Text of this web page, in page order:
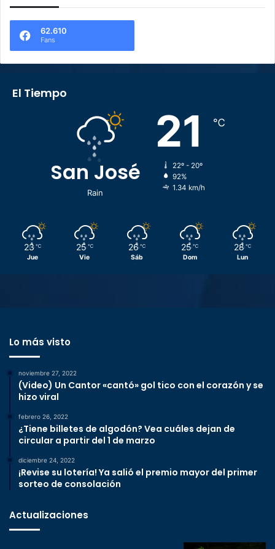
62.610
Fans
El Tiempo
San José
Rain
21 ℃
22º - 20º
92%
1.34 km/h
23 ℃
Jue
25 ℃
Vie
26 ℃
Sáb
25 ℃
Dom
28 ℃
Lun
Lo más visto
noviembre 27, 2022
(Video) Un Cantor «cantó» gol tico con el corazón y se
hizo viral
febrero 26, 2022
¿Tiene billetes de algodón? Vea cuáles dejan de
circular a partir del 1 de marzo
diciembre 24, 2022
¡Revise su lotería! Ya salió el premio mayor del primer
sorteo de consolación
Actualizaciones